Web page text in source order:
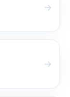
→
→